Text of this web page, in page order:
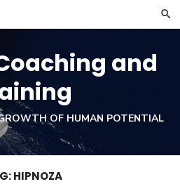
and
OF HUMAN POTENTIAL
HIPNOZA